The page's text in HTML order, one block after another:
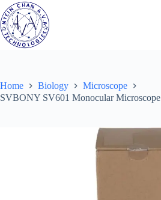
Skip
to
content
Home Biology
Microscope
SVBONY SV601 Monocular Microscope